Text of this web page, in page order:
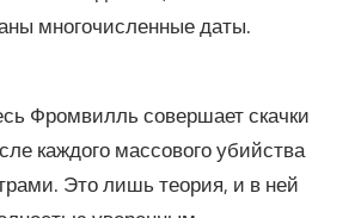
многочисленные даты.
Фромвилль совершает скачки
каждого массового убийства
Это лишь теория, и в ней